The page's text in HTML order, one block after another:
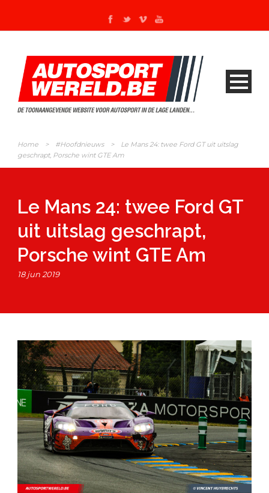
Home > #Hoofdnieuws >
Le Mans 24: twee Ford GT uit uitslag
geschrapt, Porsche wint GTE Am
Le Mans 24: twee Ford GT
uit uitslag geschrapt,
Porsche wint GTE Am
18 jun 2019